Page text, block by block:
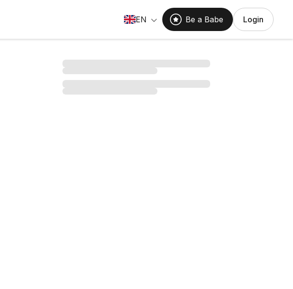
EN Be a Babe Login